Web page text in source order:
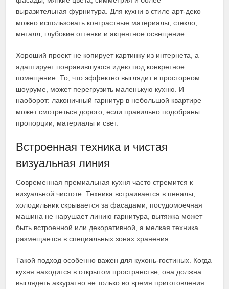
выразительная фурнитура. Для кухни в стиле арт-деко
можно использовать контрастные материалы, стекло,
металл, глубокие оттенки и акцентное освещение.
Хороший проект не копирует картинку из интернета, а
адаптирует понравившуюся идею под конкретное
помещение. То, что эффектно выглядит в просторном
шоуруме, может перегрузить маленькую кухню. И
наоборот: лаконичный гарнитур в небольшой квартире
может смотреться дорого, если правильно подобраны
пропорции, материалы и свет.
Встроенная техника и чистая
визуальная линия
Современная премиальная кухня часто стремится к
визуальной чистоте. Техника встраивается в пеналы,
холодильник скрывается за фасадами, посудомоечная
машина не нарушает линию гарнитура, вытяжка может
быть встроенной или декоративной, а мелкая техника
размещается в специальных зонах хранения.
Такой подход особенно важен для кухонь-гостиных. Когда
кухня находится в открытом пространстве, она должна
выглядеть аккуратно не только во время приготовления